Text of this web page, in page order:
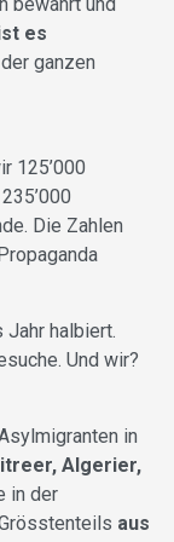
es
ganzen
125’000
Die Zahlen
halbiert.
Und wir?
in
Algerier,
in der
aus